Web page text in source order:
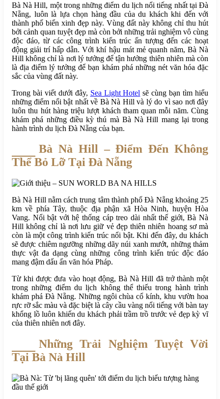
Bà Nà Hill, một trong những điểm du lịch nổi tiếng nhất tại Đà
Nẵng, luôn là lựa chọn hàng đầu của du khách khi đến với
thành phố biển xinh đẹp này. Vùng đất này không chỉ thu hút
bởi cảnh quan tuyệt đẹp mà còn bởi những trải nghiệm vô cùng
độc đáo, từ các công trình kiến trúc ấn tượng đến các hoạt
động giải trí hấp dẫn. Với khí hậu mát mẻ quanh năm, Bà Nà
Hill không chỉ là nơi lý tưởng để tận hưởng thiên nhiên mà còn
là địa điểm lý tưởng để bạn khám phá những nét văn hóa đặc
sắc của vùng đất này.
Trong bài viết dưới đây, Sea Light Hotel sẽ cùng bạn tìm hiểu
những điểm nổi bật nhất về Bà Nà Hill và lý do vì sao nơi đây
luôn thu hút hàng triệu lượt khách tham quan mỗi năm. Cùng
khám phá những điều kỳ thú mà Bà Nà Hill mang lại trong
hành trình du lịch Đà Nẵng của bạn.
Bà Nà Hill – Điểm Đến Không
Thể Bỏ Lỡ Tại Đà Nẵng
Bà Nà Hill nằm cách trung tâm thành phố Đà Nẵng khoảng 25
km về phía Tây, thuộc địa phận xã Hòa Ninh, huyện Hòa
Vang. Nổi bật với hệ thống cáp treo dài nhất thế giới, Bà Nà
Hill không chỉ là nơi lưu giữ vẻ đẹp thiên nhiên hoang sơ mà
còn là một công trình kiến trúc nổi bật. Khi đến đây, du khách
sẽ được chiêm ngưỡng những dãy núi xanh mướt, những thảm
thực vật đa dạng cùng những công trình kiến trúc độc đáo
mang đậm dấu ấn văn hóa Pháp.
Từ khi được đưa vào hoạt động, Bà Nà Hill đã trở thành một
trong những điểm du lịch không thể thiếu trong hành trình
khám phá Đà Nẵng. Những ngôi chùa cổ kính, khu vườn hoa
rực rỡ sắc màu và đặc biệt là cây cầu vàng nổi tiếng với bàn tay
khổng lồ luôn khiến du khách phải trầm trồ trước vẻ đẹp kỳ vĩ
của thiên nhiên nơi đây.
Những Trải Nghiệm Tuyệt Vời
Tại Bà Nà Hill